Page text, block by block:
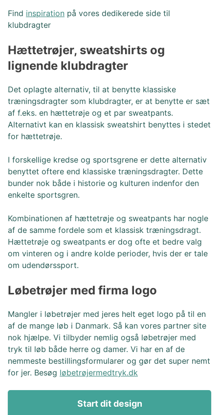
Find inspiration på vores dedikerede side til
klubdragter
Hættetrøjer, sweatshirts og
lignende klubdragter
Det oplagte alternativ, til at benytte klassiske
træningsdragter som klubdragter, er at benytte er sæt
af f.eks. en hættetrøje og et par sweatpants.
Alternativt kan en klassisk sweatshirt benyttes i stedet
for hættetrøje.
I forskellige kredse og sportsgrene er dette alternativ
benyttet oftere end klassiske træningsdragter. Dette
bunder nok både i historie og kulturen indenfor den
enkelte sportsgren.
Kombinationen af hættetrøje og sweatpants har nogle
af de samme fordele som et klassisk træningsdragt.
Hættetrøje og sweatpants er dog ofte et bedre valg
om vinteren og i andre kolde perioder, hvis der er tale
om udendørssport.
Løbetrøjer med firma logo
Mangler i løbetrøjer med jeres helt eget logo på til en
af de mange løb i Danmark. Så kan vores partner site
nok hjælpe. Vi tilbyder nemlig også løbetrøjer med
tryk til løb både herre og damer. Vi har en af de
nemmeste bestillingsformularer og gør det super nemt
for jer. Besøg løbetrøjermedtryk.dk
Start dit design